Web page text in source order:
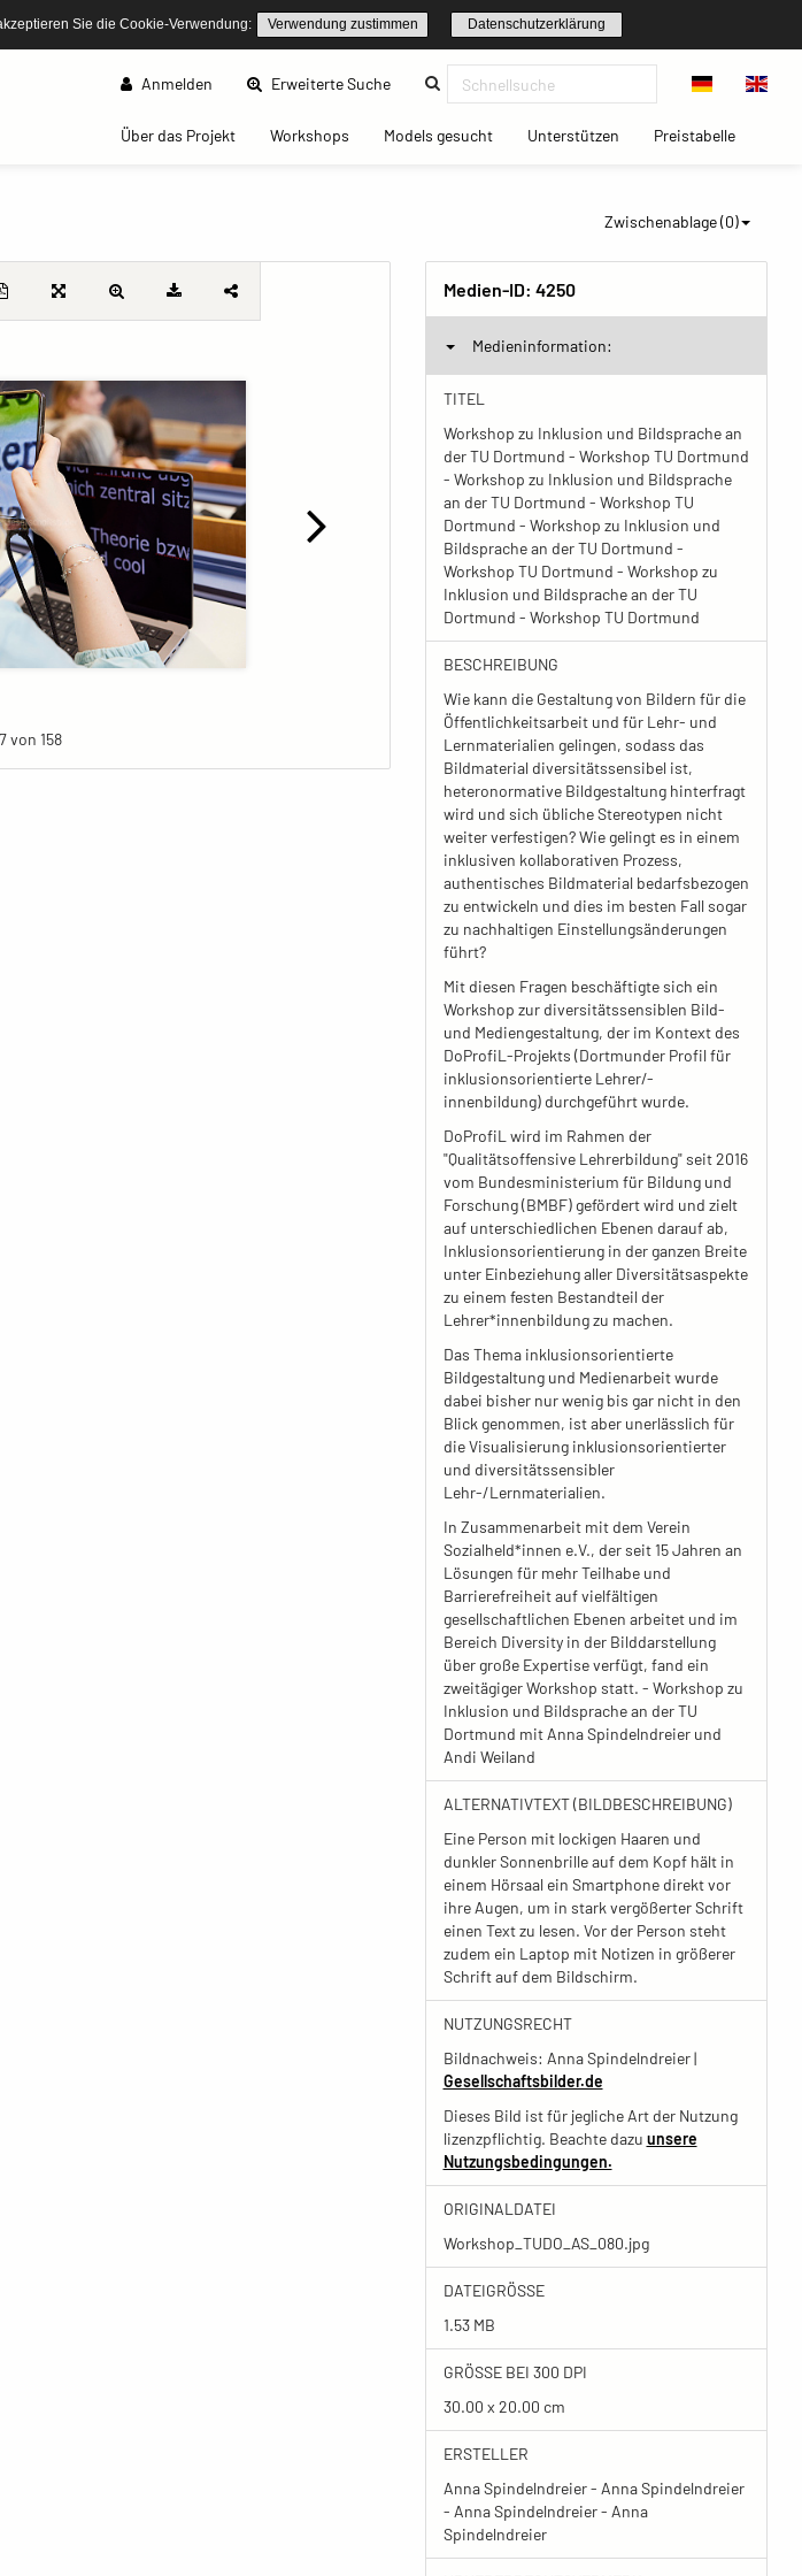
Sie die Cookie-Verwendung: Verwendung zustimmen Datenschutzerklärung
Anmelden Erweiterte Suche(current)
Über das Projekt(current)Workshops(current)Models gesucht(current)Unterstützen(current)Preistabelle(current)
Zwischenablage (0)
7 von 158
Medien-ID: 4250
Medieninformation:
TITEL
Workshop zu Inklusion und Bildsprache an
der TU Dortmund - Workshop TU Dortmund
- Workshop zu Inklusion und Bildsprache
an der TU Dortmund - Workshop TU
Dortmund - Workshop zu Inklusion und
Bildsprache an der TU Dortmund -
Workshop TU Dortmund - Workshop zu
Inklusion und Bildsprache an der TU
Dortmund - Workshop TU Dortmund
BESCHREIBUNG
Wie kann die Gestaltung von Bildern für die
Öffentlichkeitsarbeit und für Lehr- und
Lernmaterialien gelingen, sodass das
Bildmaterial diversitätssensibel ist,
heteronormative Bildgestaltung hinterfragt
wird und sich übliche Stereotypen nicht
weiter verfestigen? Wie gelingt es in einem
inklusiven kollaborativen Prozess,
authentisches Bildmaterial bedarfsbezogen
zu entwickeln und dies im besten Fall sogar
zu nachhaltigen Einstellungsänderungen
führt?
Mit diesen Fragen beschäftigte sich ein
Workshop zur diversitätssensiblen Bild-
und Mediengestaltung, der im Kontext des
DoProfiL-Projekts (Dortmunder Profil für
inklusionsorientierte Lehrer/-
innenbildung) durchgeführt wurde.
DoProfiL wird im Rahmen der
"Qualitätsoffensive Lehrerbildung" seit 2016
vom Bundesministerium für Bildung und
Forschung (BMBF) gefördert wird und zielt
auf unterschiedlichen Ebenen darauf ab,
Inklusionsorientierung in der ganzen Breite
unter Einbeziehung aller Diversitätsaspekte
zu einem festen Bestandteil der
Lehrer*innenbildung zu machen.
Das Thema inklusionsorientierte
Bildgestaltung und Medienarbeit wurde
dabei bisher nur wenig bis gar nicht in den
Blick genommen, ist aber unerlässlich für
die Visualisierung inklusionsorientierter
und diversitätssensibler
Lehr-/Lernmaterialien.
In Zusammenarbeit mit dem Verein
Sozialheld*innen e.V., der seit 15 Jahren an
Lösungen für mehr Teilhabe und
Barrierefreiheit auf vielfältigen
gesellschaftlichen Ebenen arbeitet und im
Bereich Diversity in der Bilddarstellung
über große Expertise verfügt, fand ein
zweitägiger Workshop statt. - Workshop zu
Inklusion und Bildsprache an der TU
Dortmund mit Anna Spindelndreier und
Andi Weiland
ALTERNATIVTEXT (BILDBESCHREIBUNG)
Eine Person mit lockigen Haaren und
dunkler Sonnenbrille auf dem Kopf hält in
einem Hörsaal ein Smartphone direkt vor
ihre Augen, um in stark vergößerter Schrift
einen Text zu lesen. Vor der Person steht
zudem ein Laptop mit Notizen in größerer
Schrift auf dem Bildschirm.
NUTZUNGSRECHT
Bildnachweis: Anna Spindelndreier |
Gesellschaftsbilder.de
Dieses Bild ist für jegliche Art der Nutzung
lizenzpflichtig. Beachte dazu unsere
Nutzungsbedingungen.
ORIGINALDATEI
Workshop_TUDO_AS_080.jpg
DATEIGRÖSSE
1.53 MB
GRÖSSE BEI 300 DPI
30.00 x 20.00 cm
ERSTELLER
Anna Spindelndreier - Anna Spindelndreier
- Anna Spindelndreier - Anna
Spindelndreier